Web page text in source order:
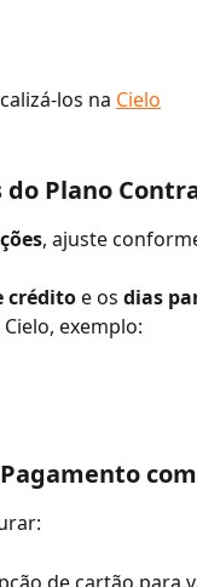
los na Cielo
do Plano
, ajuste
crédito e os dias
exemplo: